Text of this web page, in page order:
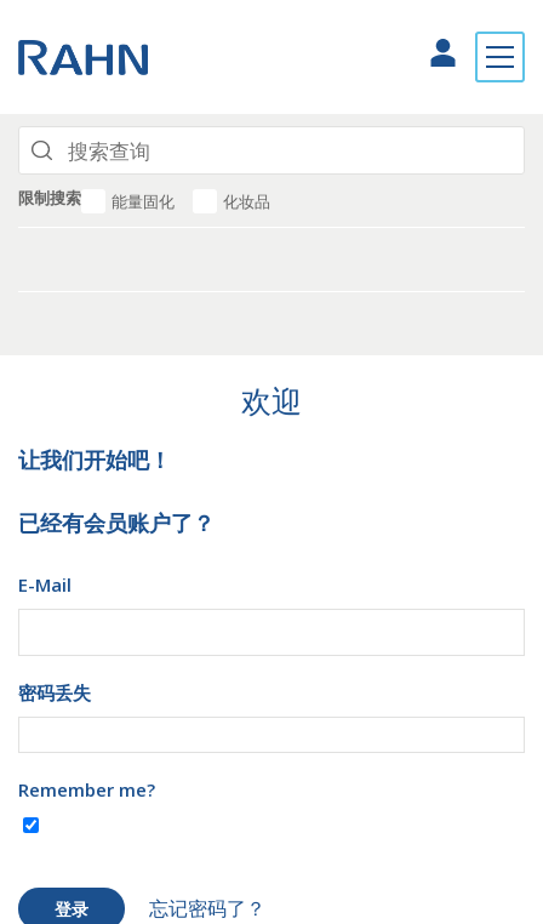
限制搜索 能量固化 化妆品
欢迎
让我们开始吧！
已经有会员账户了？
E-Mail
密码丢失
Remember me?
登录 忘记密码了？